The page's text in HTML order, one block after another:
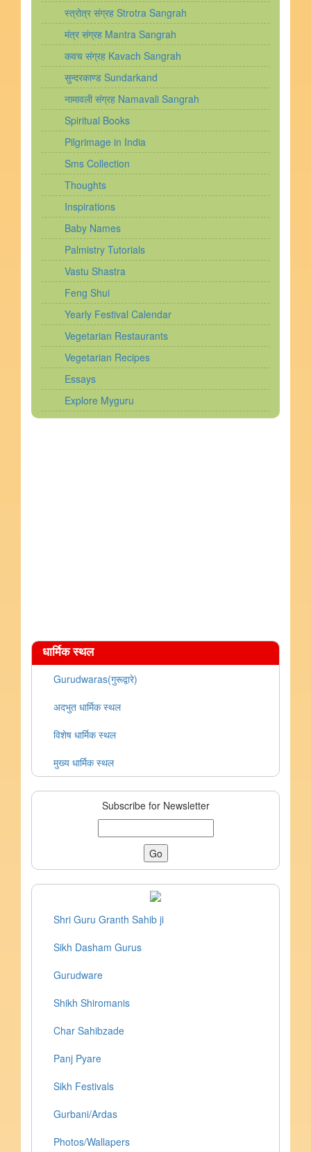
स्त्रोत्र संग्रह Strotra Sangrah
मंत्र संग्रह Mantra Sangrah
कवच संग्रह Kavach Sangrah
सुन्दरकाण्ड Sundarkand
नामावली संग्रह Namavali Sangrah
Spiritual Books
Pilgrimage in India
Sms Collection
Thoughts
Inspirations
Baby Names
Palmistry Tutorials
Vastu Shastra
Feng Shui
Yearly Festival Calendar
Vegetarian Restaurants
Vegetarian Recipes
Essays
Explore Myguru
धार्मिक स्थल
Gurudwaras(गुरूद्वारे)
अदभुत धार्मिक स्थल
विशेष धार्मिक स्थल
मुख्य धार्मिक स्थल
Subscribe for Newsletter
Shri Guru Granth Sahib ji
Sikh Dasham Gurus
Gurudware
Shikh Shiromanis
Char Sahibzade
Panj Pyare
Sikh Festivals
Gurbani/Ardas
Photos/Wallapers